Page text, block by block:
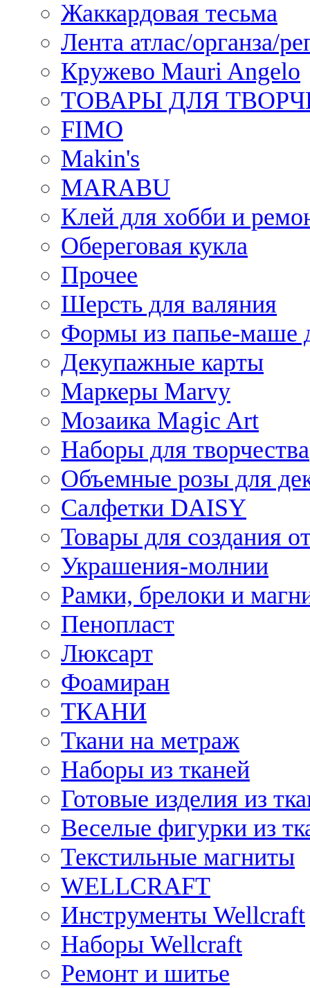
Жаккардовая тесьма
Лента атлас/органза/
Кружево Mauri Angelo
ТОВАРЫ ДЛЯ
FIMO
Makin's
MARABU
Клей для хобби и
Обереговая кукла
Прочее
Шерсть для валяния
Формы из папье-маше
Декупажные карты
Маркеры Marvy
Мозаика Magic Art
Наборы для творчества
Объемные розы для
Салфетки DAISY
Товары для создания
Украшения-молнии
Рамки, брелоки и
Пенопласт
Люксарт
Фоамиран
ТКАНИ
Ткани на метраж
Наборы из тканей
Готовые изделия из
Веселые фигурки из
Текстильные магниты
WELLCRAFT
Инструменты Wellcraft
Наборы Wellcraft
Ремонт и шитье